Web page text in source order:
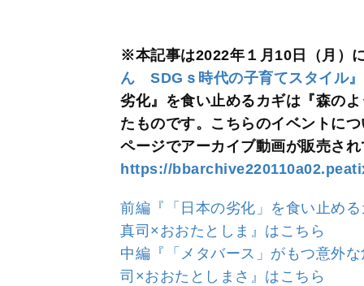
※本記事は2022年１月10日（月）
ん SDGｓ時代の子育てスタイル
劣化』を食い止めるカギは『森の
たものです。こちらのイベントに
ページでアーカイブ動画が販売さ
https://
前編『「日本の劣化」を食い止め
真司×おおたとしま』はこちら
中編『「メタバース」がもつ意外
司×おおたとしまさ』はこちら